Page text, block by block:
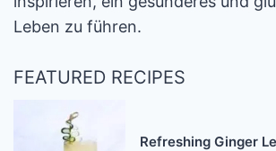
Leben zu führen.
FEATURED RECIPES
Refreshing Ginger